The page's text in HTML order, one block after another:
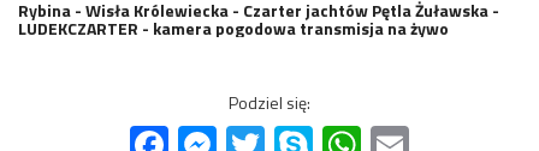
Rybina - Wisła Królewiecka - Czarter jachtów Pętla Żuławska -
LUDEKCZARTER - kamera pogodowa transmisja na żywo
Podziel się:
FacebookMessenger
Twitter Skype WhatsApp